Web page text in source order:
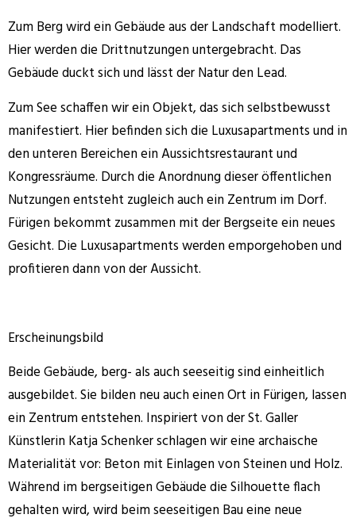
Zum Berg wird ein Gebäude aus der Landschaft modelliert.
Hier werden die Drittnutzungen untergebracht. Das
Gebäude duckt sich und lässt der Natur den Lead.
Zum See schaffen wir ein Objekt, das sich selbstbewusst
manifestiert. Hier befinden sich die Luxusapartments und in
den unteren Bereichen ein Aussichtsrestaurant und
Kongressräume. Durch die Anordnung dieser öffentlichen
Nutzungen entsteht zugleich auch ein Zentrum im Dorf.
Fürigen bekommt zusammen mit der Bergseite ein neues
Gesicht. Die Luxusapartments werden emporgehoben und
profitieren dann von der Aussicht.
Erscheinungsbild
Beide Gebäude, berg- als auch seeseitig sind einheitlich
ausgebildet. Sie bilden neu auch einen Ort in Fürigen, lassen
ein Zentrum entstehen. Inspiriert von der St. Galler
Künstlerin Katja Schenker schlagen wir eine archaische
Materialität vor: Beton mit Einlagen von Steinen und Holz.
Während im bergseitigen Gebäude die Silhouette flach
gehalten wird, wird beim seeseitigen Bau eine neue